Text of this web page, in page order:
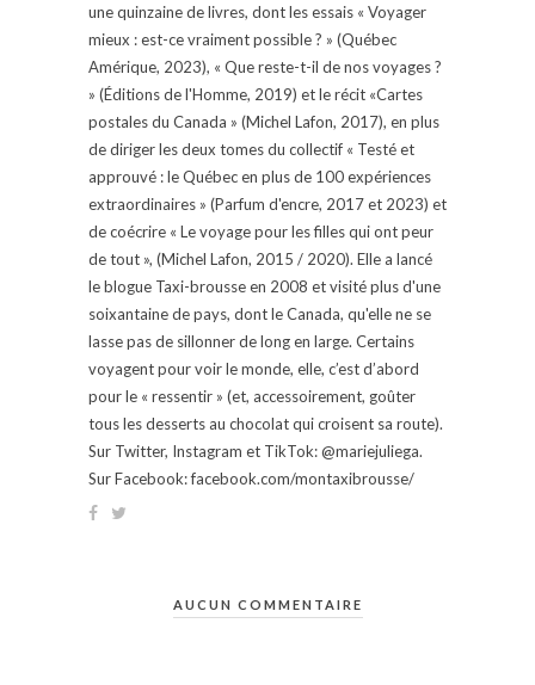
une quinzaine de livres, dont les essais « Voyager
mieux : est-ce vraiment possible ? » (Québec
Amérique, 2023), « Que reste-t-il de nos voyages ?
» (Éditions de l'Homme, 2019) et le récit «Cartes
postales du Canada » (Michel Lafon, 2017), en plus
de diriger les deux tomes du collectif « Testé et
approuvé : le Québec en plus de 100 expériences
extraordinaires » (Parfum d'encre, 2017 et 2023) et
de coécrire « Le voyage pour les filles qui ont peur
de tout », (Michel Lafon, 2015 / 2020). Elle a lancé
le blogue Taxi-brousse en 2008 et visité plus d'une
soixantaine de pays, dont le Canada, qu'elle ne se
lasse pas de sillonner de long en large. Certains
voyagent pour voir le monde, elle, c’est d’abord
pour le « ressentir » (et, accessoirement, goûter
tous les desserts au chocolat qui croisent sa route).
Sur Twitter, Instagram et TikTok: @mariejuliega.
Sur Facebook: facebook.com/montaxibrousse/
AUCUN COMMENTAIRE